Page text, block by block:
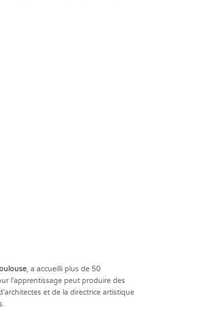
, a accueilli plus de 50
l’apprentissage peut produire des
et de la directrice artistique